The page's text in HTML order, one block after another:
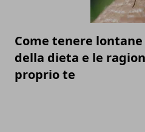
Come tenere
della dieta e le
proprio te